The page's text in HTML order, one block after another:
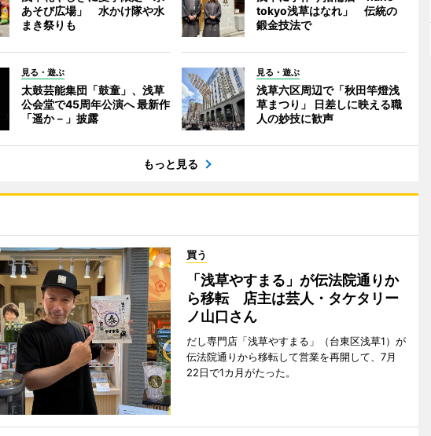
あそび広場」 水かけ隊や水
まき祭りも
tokyo浅草はなれ」 伝統の
鍛金技法で
見る・遊ぶ
太鼓芸能集団「鼓童」、浅草
公会堂で45周年公演へ 最新作
「遥か－」披露
見る・遊ぶ
浅草六区周辺で「秋田竿燈浅
草まつり」 日差しに映える職
人の妙技に歓声
もっと見る
買う
「浅草やすまる」が伝法院通りか
ら移転 店主は芸人・タケタリー
ノ山口さん
だし専門店「浅草やすまる」（台東区浅草1）が
伝法院通りから移転して営業を再開して、7月
22日で1カ月がたった。